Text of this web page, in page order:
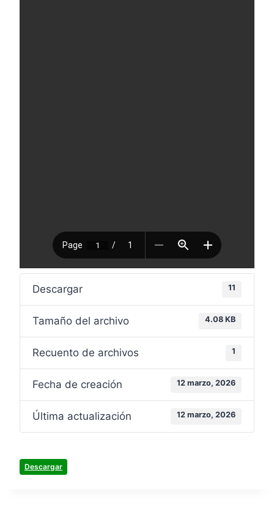
Descargar 11
Tamaño del archivo 4.08 KB
Recuento de archivos 1
Fecha de creación 12 marzo, 2026
Última actualización 12 marzo, 2026
Descargar